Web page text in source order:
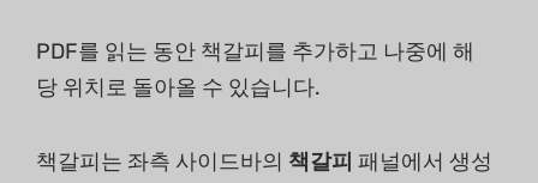
PDF를 읽는 동안 책갈피를 추가하고 나중에 해
당 위치로 돌아올 수 있습니다.
책갈피는 좌측 사이드바의 책갈피 패널에서 생성